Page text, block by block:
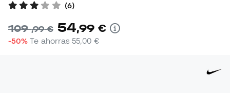
(6)
109,99 € 54,99 €
-50% Te ahorras55,00 €